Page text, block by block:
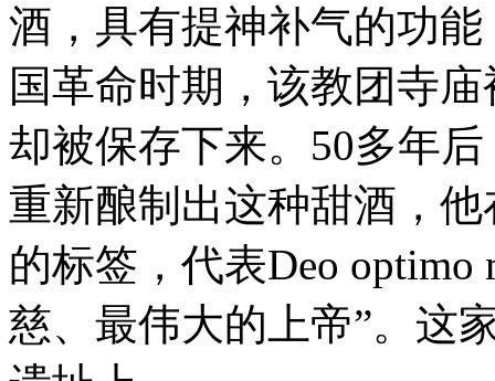
酒，具有提神补气的功
国革命时期，该教团寺
却被保存下来。50多年
重新酿制出这种甜酒，
的标签，代表Deo
慈、最伟大的上帝”。这